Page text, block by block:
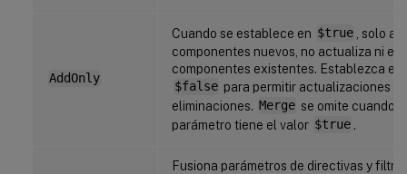
AddOnly
Cuando se establece en $true
, solo
componentes nuevos, no actualiza ni
componentes existentes. Establezca el
$false para permitir actualizaciones y
eliminaciones. Merge se omite cuando
parámetro tiene el valor $true .
Fusiona parámetros de directivas y